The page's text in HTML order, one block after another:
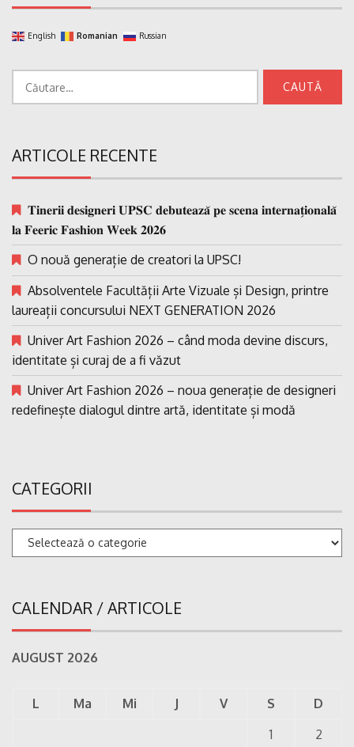
English Romanian Russian
ARTICOLE RECENTE
𝐓𝐢𝐧𝐞𝐫𝐢𝐢 𝐝𝐞𝐬𝐢𝐠𝐧𝐞𝐫𝐢 𝐔𝐏𝐒𝐂 𝐝𝐞𝐛𝐮𝐭𝐞𝐚𝐳𝐚̆ 𝐩𝐞 𝐬𝐜𝐞𝐧𝐚 𝐢𝐧𝐭𝐞𝐫𝐧𝐚𝐭̗𝐢𝐨𝐧𝐚𝐥𝐚̆
𝐥𝐚 𝐅𝐞𝐞𝐫𝐢𝐜 𝐅𝐚𝐬𝐡𝐢𝐨𝐧 𝐖𝐞𝐞𝐤 𝟐𝟎𝟐𝟔
O nouă generație de creatori la UPSC!
Absolventele Facultății Arte Vizuale și Design, printre
laureații concursului NEXT GENERATION 2026
Univer Art Fashion 2026 – când moda devine discurs,
identitate și curaj de a fi văzut
Univer Art Fashion 2026 – noua generație de designeri
redefinește dialogul dintre artă, identitate și modă
CATEGORII
Categorii
CALENDAR / ARTICOLE
AUGUST 2026
L Ma Mi J V S
D
1
2